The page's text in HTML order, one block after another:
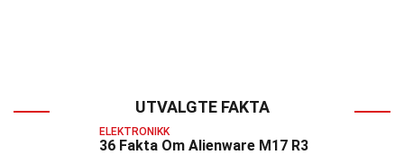
UTVALGTE FAKTA
ELEKTRONIKK
36 Fakta Om Alienware M17 R3